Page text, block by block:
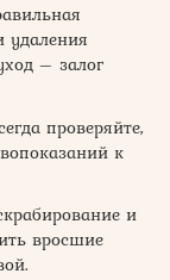
удаления
– залог
проверяйте,
к
и
вросшие